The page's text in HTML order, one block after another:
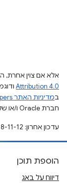
אלא אם צוין אחרת,
Attribution 4.0
במדיניות האתר Google Developers‏
חברת Oracle ו/או של השותפים העצמאיים שלה.
עדכון אחרון: 2018-11-12 (שעון UTC).
הוספת תוכן
דיווח על באג